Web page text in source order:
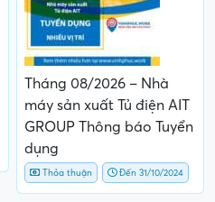
Tháng 08/2026 – Nhà
máy sản xuất Tủ điện AIT
GROUP Thông báo Tuyển
dụng
Thỏa thuận Đến 31/10/2024